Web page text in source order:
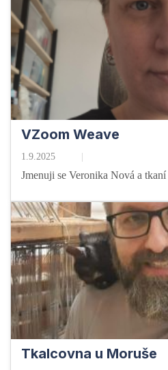
VZoom Weave
1.9.2025
Jmenuji se Veronika Nová a
Tkalcovna u Moruše